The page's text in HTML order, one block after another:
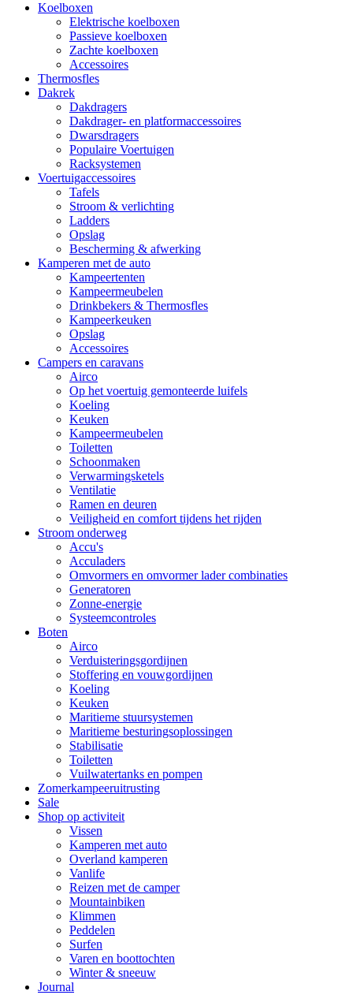
Koelboxen
Elektrische koelboxen
Passieve koelboxen
Zachte koelboxen
Accessoires
Thermosfles
Dakrek
Dakdragers
Dakdrager- en platformaccessoires
Dwarsdragers
Populaire Voertuigen
Racksystemen
Voertuigaccessoires
Tafels
Stroom & verlichting
Ladders
Opslag
Bescherming & afwerking
Kamperen met de auto
Kampeertenten
Kampeermeubelen
Drinkbekers & Thermosfles
Kampeerkeuken
Opslag
Accessoires
Campers en caravans
Airco
Op het voertuig gemonteerde luifels
Koeling
Keuken
Kampeermeubelen
Toiletten
Schoonmaken
Verwarmingsketels
Ventilatie
Ramen en deuren
Veiligheid en comfort tijdens het rijden
Stroom onderweg
Accu's
Acculaders
Omvormers en omvormer lader combinaties
Generatoren
Zonne-energie
Systeemcontroles
Boten
Airco
Verduisteringsgordijnen
Stoffering en vouwgordijnen
Koeling
Keuken
Maritieme stuursystemen
Maritieme besturingsoplossingen
Stabilisatie
Toiletten
Vuilwatertanks en pompen
Zomerkampeeruitrusting
Sale
Shop op activiteit
Vissen
Kamperen met auto
Overland kamperen
Vanlife
Reizen met de camper
Mountainbiken
Klimmen
Peddelen
Surfen
Varen en boottochten
Winter & sneeuw
Journal